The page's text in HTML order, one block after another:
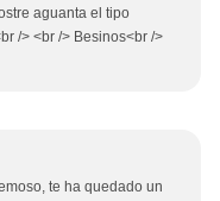
aguanta el tipo
/> <br /> Besinos<br />
te ha quedado un